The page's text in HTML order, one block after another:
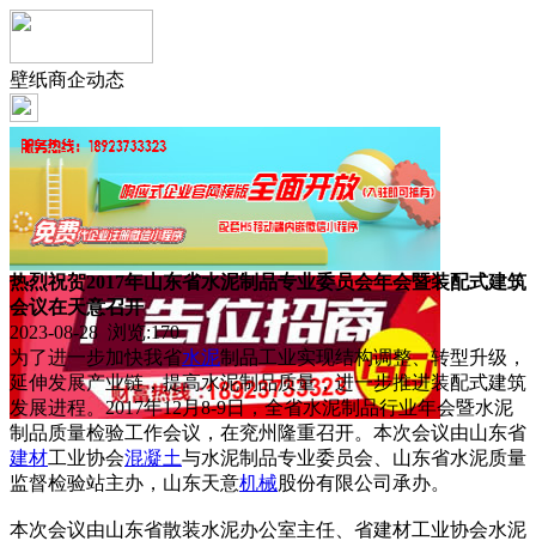
壁纸商企动态
热烈祝贺2017年山东省水泥制品专业委员会年会暨装配式建筑
会议在天意召开
2023-08-28 浏览:170
为了进一步加快我省水泥制品工业实现结构调整、转型升级，
延伸发展产业链，提高水泥制品质量，进一步推进装配式建筑
发展进程。2017年12月8-9日，全省水泥制品行业年会暨水泥
制品质量检验工作会议，在兖州隆重召开。本次会议由山东省
建材工业协会混凝土与水泥制品专业委员会、山东省水泥质量
监督检验站主办，山东天意机械股份有限公司承办。
本次会议由山东省散装水泥办公室主任、省建材工业协会水泥